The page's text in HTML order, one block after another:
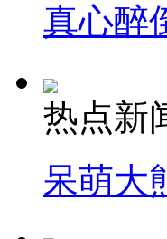
真心醉
热点新
呆萌大